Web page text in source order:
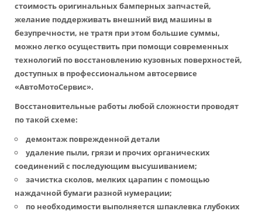
стоимость оригинальных бамперных запчастей,
желание поддерживать внешний вид машины в
безупречности, не тратя при этом большие суммы,
можно легко осуществить при помощи современных
технологий по восстановлению кузовных поверхностей,
доступных в профессиональном автосервисе
«АвтоМотоСервис».
Восстановительные работы любой сложности проводят
по такой схеме:
демонтаж поврежденной детали
удаление пыли, грязи и прочих органических
соединений с последующим высушиванием;
зачистка сколов, мелких царапин с помощью
наждачной бумаги разной нумерации;
по необходимости выполняется шпаклевка глубоких